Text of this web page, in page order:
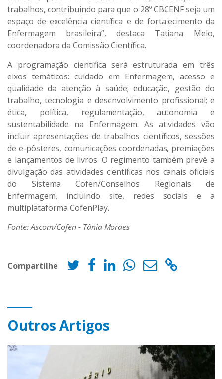
trabalhos, contribuindo para que o 28º CBCENF seja um
espaço de excelência científica e de fortalecimento da
Enfermagem brasileira”, destaca Tatiana Melo,
coordenadora da Comissão Científica.
A programação científica será estruturada em três
eixos temáticos: cuidado em Enfermagem, acesso e
qualidade da atenção à saúde; educação, gestão do
trabalho, tecnologia e desenvolvimento profissional; e
ética, política, regulamentação, autonomia e
sustentabilidade na Enfermagem. As atividades vão
incluir apresentações de trabalhos científicos, sessões
de e-pôsteres, comunicações coordenadas, premiações
e lançamentos de livros. O regimento também prevê a
divulgação das atividades científicas nos canais oficiais
do Sistema Cofen/Conselhos Regionais de
Enfermagem, incluindo site, redes sociais e a
multiplataforma CofenPlay.
Fonte: Ascom/Cofen - Tânia Moraes
Compartilhe
Outros Artigos